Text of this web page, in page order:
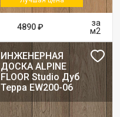
4890 ₽
за
м2
ИНЖЕНЕРНАЯ
ДОСКА ALPINE
FLOOR Studio Дуб
Терра EW200-06